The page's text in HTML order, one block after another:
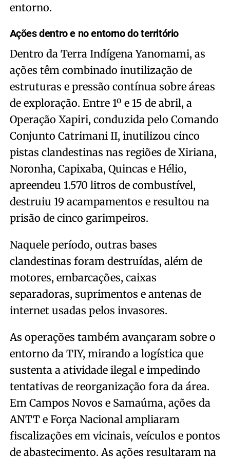
entorno.
Ações dentro e no entorno do território
Dentro da Terra Indígena Yanomami, as
ações têm combinado inutilização de
estruturas e pressão contínua sobre áreas
de exploração. Entre 1º e 15 de abril, a
Operação Xapiri, conduzida pelo Comando
Conjunto Catrimani II, inutilizou cinco
pistas clandestinas nas regiões de Xiriana,
Noronha, Capixaba, Quincas e Hélio,
apreendeu 1.570 litros de combustível,
destruiu 19 acampamentos e resultou na
prisão de cinco garimpeiros.
Naquele período, outras bases
clandestinas foram destruídas, além de
motores, embarcações, caixas
separadoras, suprimentos e antenas de
internet usadas pelos invasores.
As operações também avançaram sobre o
entorno da TIY, mirando a logística que
sustenta a atividade ilegal e impedindo
tentativas de reorganização fora da área.
Em Campos Novos e Samaúma, ações da
ANTT e Força Nacional ampliaram
fiscalizações em vicinais, veículos e pontos
de abastecimento. As ações resultaram na